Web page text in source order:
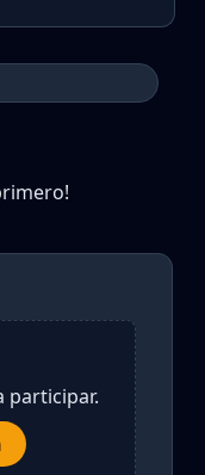
participar.